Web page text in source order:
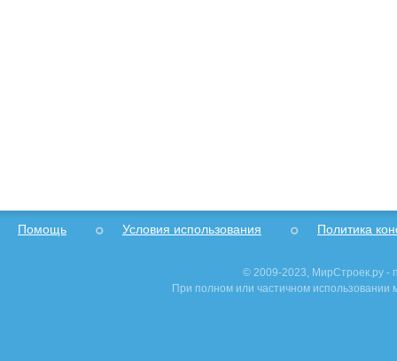
Помощь Условия использования Политика
© 2009-2023, МирСтроек.ру -
При полном или частичном использовании